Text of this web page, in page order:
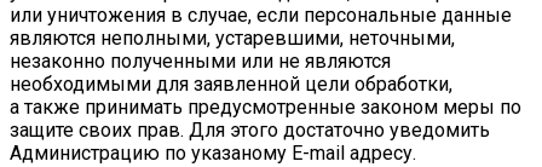
или уничтожения в случае, если персональные данные
являются неполными, устаревшими, неточными,
незаконно полученными или не являются
необходимыми для заявленной цели обработки,
а также принимать предусмотренные законом меры по
защите своих прав. Для этого достаточно уведомить
Администрацию по указаному E-mail адресу.